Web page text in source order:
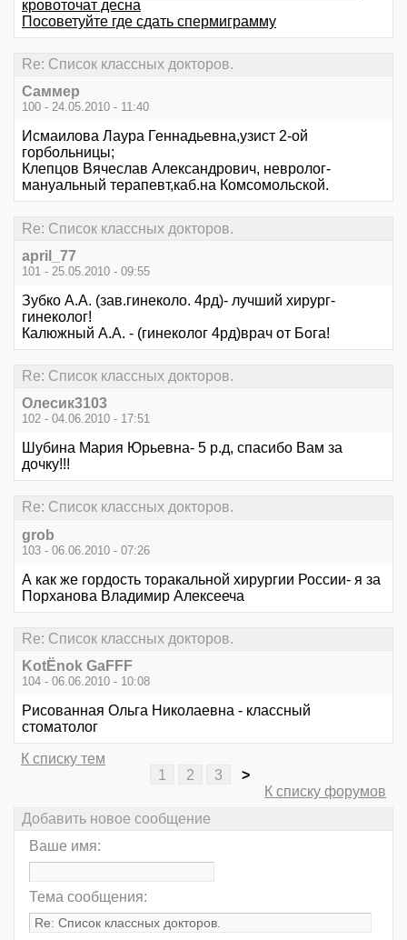
кровоточат десна
Посоветуйте где сдать спермиграмму
Re: Список классных докторов.
Саммер
100 - 24.05.2010 - 11:40
Исмаилова Лаура Геннадьевна,узист 2-ой
горбольницы;
Клепцов Вячеслав Александрович, невролог-
мануальный терапевт,каб.на Комсомольской.
Re: Список классных докторов.
april_77
101 - 25.05.2010 - 09:55
Зубко А.А. (зав.гинеколо. 4рд)- лучший хирург-
гинеколог!
Калюжный А.А. - (гинеколог 4рд)врач от Бога!
Re: Список классных докторов.
Олесик3103
102 - 04.06.2010 - 17:51
Шубина Мария Юрьевна- 5 р.д, спасибо Вам за
дочку!!!
Re: Список классных докторов.
grob
103 - 06.06.2010 - 07:26
А как же гордость торакальной хирургии России- я за
Порханова Владимир Алексееча
Re: Список классных докторов.
KotЁnok GaFFF
104 - 06.06.2010 - 10:08
Рисованная Ольга Николаевна - классный
стоматолог
К списку тем
1
2 3
>
К списку форумов
Добавить новое сообщение
Ваше имя:
Тема сообщения: